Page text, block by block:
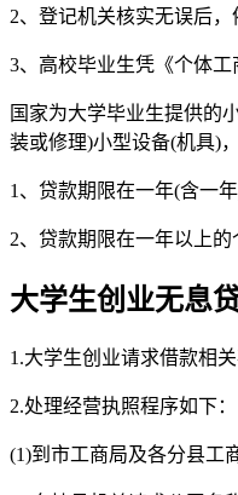
2、登记机关核实无误后
3、高校毕业生凭《个体工
国家为大学毕业生提供的
装或修理)小型设备(机具)
1、贷款期限在一年(含一
2、贷款期限在一年以上
大学生创业无息
1.大学生创业请求借款相
2.处理经营执照程序如下：
(1)到市工商局及各分县工